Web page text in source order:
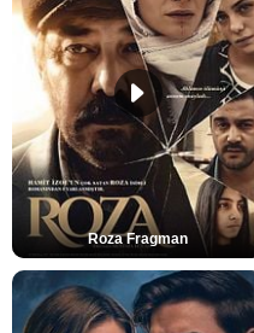
Roza Fragman